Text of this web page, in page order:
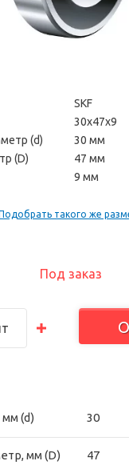
Под заказ
SKF
30х47х9
(d)
30 мм
(D)
47 мм
9 мм
такого же
(d) 30
мм (D) 47